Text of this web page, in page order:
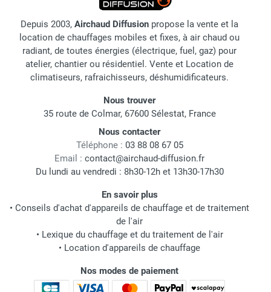
Depuis 2003, Airchaud Diffusion propose la vente et la
location de chauffages mobiles et fixes, à air chaud ou
radiant, de toutes énergies (électrique, fuel, gaz) pour
atelier, chantier ou résidentiel. Vente et Location de
climatiseurs, rafraichisseurs, déshumidificateurs.
Nous trouver
35 route de Colmar, 67600 Sélestat, France
Nous contacter
Téléphone : 03 88 08 67 05
Email : contact@airchaud-diffusion.fr
Du lundi au vendredi : 8h30-12h et 13h30-17h30
En savoir plus
• Conseils d'achat d'appareils de chauffage et de traitement
de l'air
• Lexique du chauffage et du traitement de l'air
• Location d'appareils de chauffage
Nos modes de paiement